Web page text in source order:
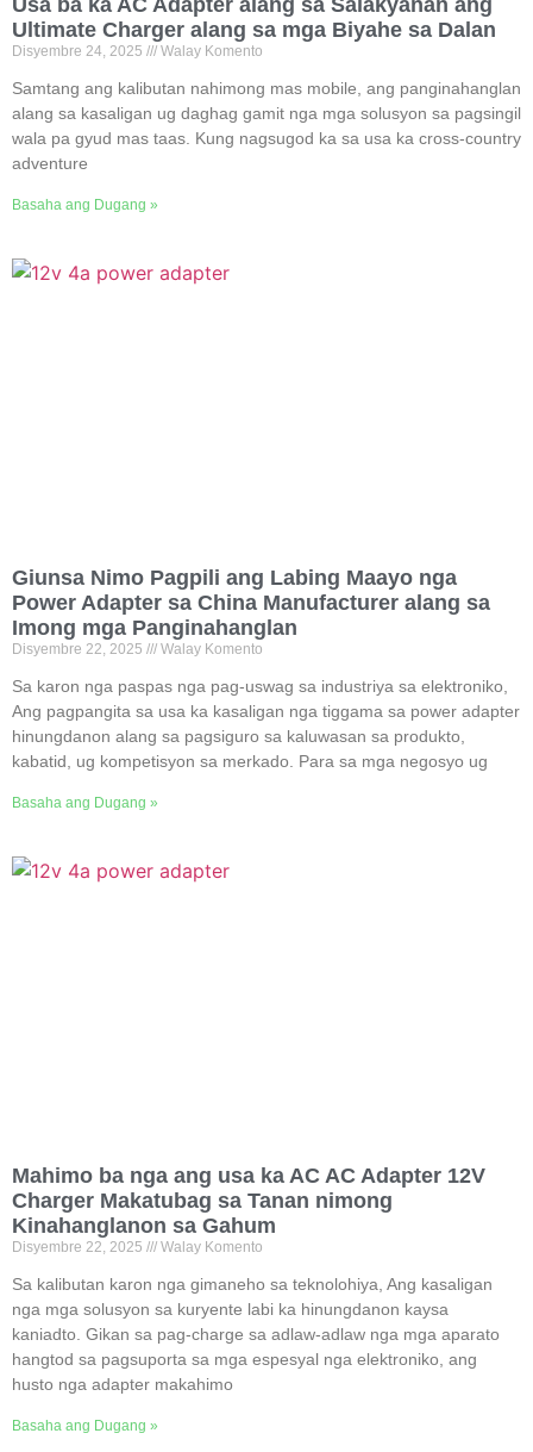
Ultimate Charger alang sa mga Biyahe sa Dalan
Disyembre 24, 2025 Walay Komento
Samtang ang kalibutan nahimong mas mobile, ang panginahanglan
alang sa kasaligan ug daghag gamit nga mga solusyon sa pagsingil
wala pa gyud mas taas. Kung nagsugod ka sa usa ka cross-country
adventure
Basaha ang Dugang »
Giunsa Nimo Pagpili ang Labing Maayo nga
Power Adapter sa China Manufacturer alang sa
Imong mga Panginahanglan
Disyembre 22, 2025 Walay Komento
Sa karon nga paspas nga pag-uswag sa industriya sa elektroniko,
Ang pagpangita sa usa ka kasaligan nga tiggama sa power adapter
hinungdanon alang sa pagsiguro sa kaluwasan sa produkto,
kabatid, ug kompetisyon sa merkado. Para sa mga negosyo ug
Basaha ang Dugang »
Mahimo ba nga ang usa ka AC AC Adapter 12V
Charger Makatubag sa Tanan nimong
Kinahanglanon sa Gahum
Disyembre 22, 2025 Walay Komento
Sa kalibutan karon nga gimaneho sa teknolohiya, Ang kasaligan
nga mga solusyon sa kuryente labi ka hinungdanon kaysa
kaniadto. Gikan sa pag-charge sa adlaw-adlaw nga mga aparato
hangtod sa pagsuporta sa mga espesyal nga elektroniko, ang
husto nga adapter makahimo
Basaha ang Dugang »